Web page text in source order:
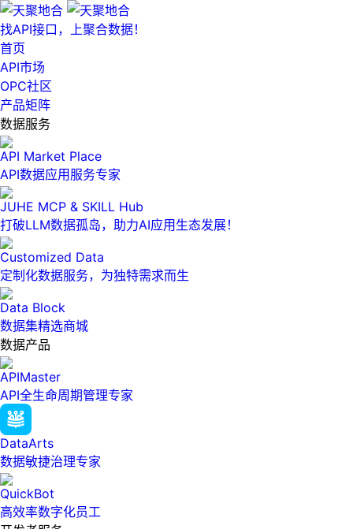
找API接口，上聚合数据！
首页
API市场
OPC社区
产品矩阵
数据服务
API Market Place
API数据应用服务专家
JUHE MCP & SKILL Hub
打破LLM数据孤岛，助力AI应用生态发展！
Customized Data
定制化数据服务，为独特需求而生
Data Block
数据集精选商城
数据产品
APIMaster
API全生命周期管理专家
DataArts
数据敏捷治理专家
QuickBot
高效率数字化员工